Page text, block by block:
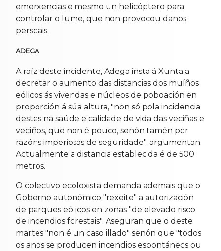
emerxencias e mesmo un helicóptero para
controlar o lume, que non provocou danos
persoais.
ADEGA
A raíz deste incidente, Adega insta á Xunta a
decretar o aumento das distancias dos muíños
eólicos ás vivendas e núcleos de poboación en
proporción á súa altura, "non só pola incidencia
destes na saúde e calidade de vida das veciñas e
veciños, que non é pouco, senón tamén por
razóns imperiosas de seguridade", argumentan.
Actualmente a distancia establecida é de 500
metros.
O colectivo ecoloxista demanda ademais que o
Goberno autonómico "rexeite" a autorización
de parques eólicos en zonas "de elevado risco
de incendios forestais". Aseguran que o deste
martes "non é un caso illado" senón que "todos
os anos se producen incendios espontáneos ou